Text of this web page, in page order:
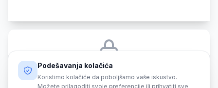
Morate biti prijavljeni da biste odgovorili na ovu temu.
Podešavanja kolačića
Koristimo kolačiće da poboljšamo vaše iskustvo.
Možete prilagoditi svoje preferencije ili prihvatiti sve